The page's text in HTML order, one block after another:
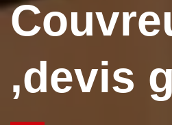
,devis